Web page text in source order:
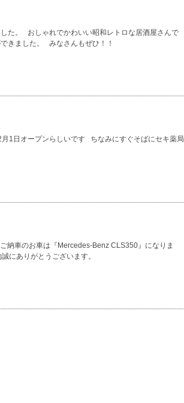
た。 おしゃれでかわいい昭和レトロな居酒屋さんで
きました。 みなさんもぜひ！！
日オープンらしいです ちなみにすぐそばにセキ薬局
納車のお車は『Mercedes-Benz CLS350』になりま
にありがとうございます。